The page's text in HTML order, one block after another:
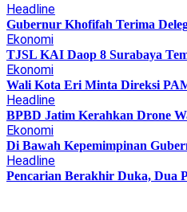
Headline
Gubernur Khofifah Terima
Ekonomi
TJSL KAI Daop 8 Surabaya
Ekonomi
Wali Kota Eri Minta Direksi
Headline
BPBD Jatim Kerahkan Drone
Ekonomi
Di Bawah Kepemimpinan
Headline
Pencarian Berakhir Duka, Dua